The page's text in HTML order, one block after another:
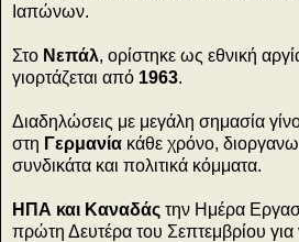
Ιαπώνων.
Στο Νεπάλ, ορίστηκε ως εθνική
γιορτάζεται από 1963.
Διαδηλώσεις με μεγάλη σημασία
στη Γερμανία κάθε χρόνο,
συνδικάτα και πολιτικά κόμματα.
ΗΠΑ και Καναδάς την Ημέρα
πρώτη Δευτέρα του Σεπτεμβρίου